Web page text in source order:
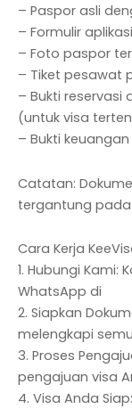
– Paspor asli
– Formulir
– Foto paspor
– Tiket pesawat
– Bukti
(untuk visa
– Bukti
Catatan:
tergantung pada
Cara Kerja
1. Hubungi Kami:
WhatsApp di
2. Siapkan
melengkapi
3. Proses
pengajuan visa
4. Visa Anda